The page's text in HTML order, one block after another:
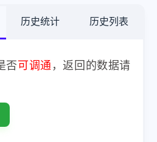
历史统计 历史列表
否可调通 ，返回的数据请